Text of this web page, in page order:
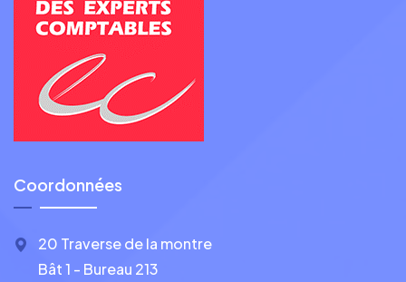
Coordonnées
20 Traverse de la montre
Bât 1 - Bureau 213